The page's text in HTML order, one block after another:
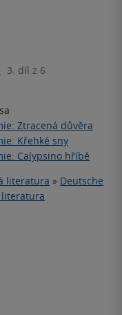
3. díl z 6
Ztracená důvěra
Křehké sny
Calypsino hříbě
literatura » Deutsche
literatura